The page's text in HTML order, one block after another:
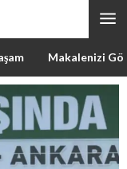
Makalenizi